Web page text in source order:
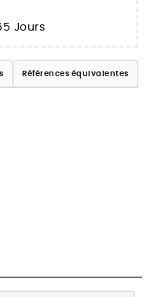
Jours
Références équivalentes